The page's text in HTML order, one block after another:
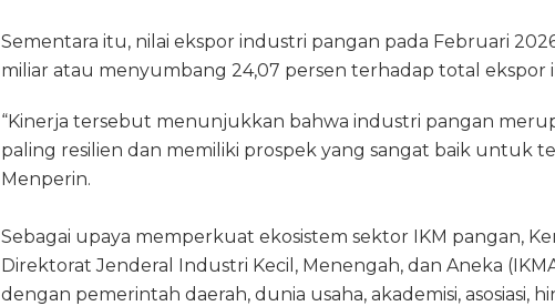
Sementara itu, nilai ekspor industri pangan pada Februari
miliar atau menyumbang 24,07 persen terhadap total ekspor
“Kinerja tersebut menunjukkan bahwa industri pangan
paling resilien dan memiliki prospek yang sangat baik untuk
Menperin.
Sebagai upaya memperkuat ekosistem sektor IKM pangan,
Direktorat Jenderal Industri Kecil, Menengah, dan Aneka
dengan pemerintah daerah, dunia usaha, akademisi, asosiasi,